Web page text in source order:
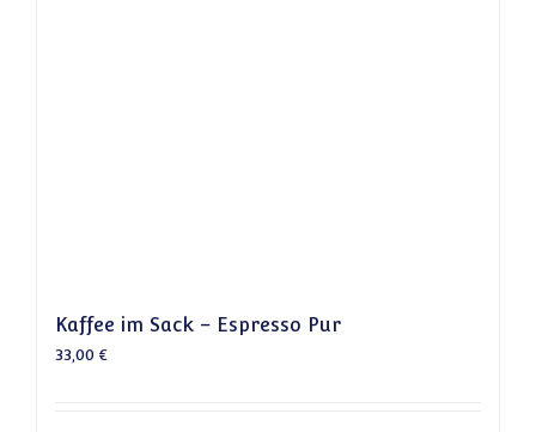
Kaffee im Sack – Espresso Pur
33,00 €